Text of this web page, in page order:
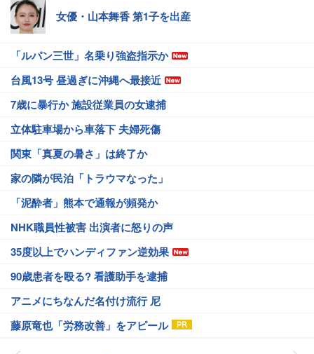
女優・山本舞香 第1子を出産
「ルパン三世」名乗り強盗指示か
台風13号 昼過ぎに沖縄へ最接近
7歳に暴行か 施設従業員の女逮捕
立体駐車場から車落下 夫婦死傷
関東「真夏の暑さ」は終了か
家の隣が民泊「トラウマなった」
「泥酔者」熊本で通報が頻発か
NHK職員性被害 出演者に怒りの声
35度以上でハンディファン逆効果
90歳患者を殴る? 看護助手を逮捕
アニメにちなんだ名付け流行 尼
藤原竜也「労務改善」をアピール